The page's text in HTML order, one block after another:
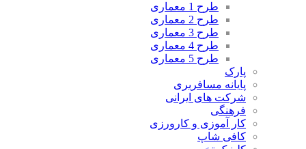
طرح 1 معماری
طرح 2 معماری
طرح 3 معماری
طرح 4 معماری
طرح 5 معماری
پارک
پایانه مسافربری
شرکت های ایرانی
فرهنگی
کار آموزی و کارورزی
کافی شاپ